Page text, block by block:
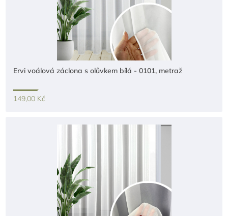
Ervi voálová záclona s olůvkem bílá - 0101, metraž
149,00 Kč